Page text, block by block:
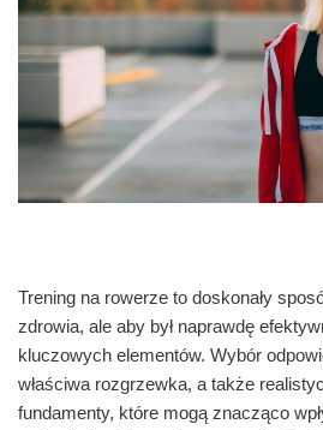
Trening na rowerze to doskonały
zdrowia, ale aby był naprawdę
kluczowych elementów. Wybór
właściwa rozgrzewka, a także
fundamenty, które mogą znacząco